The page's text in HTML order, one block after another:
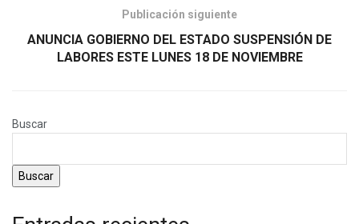
Publicación siguiente
ANUNCIA GOBIERNO DEL ESTADO SUSPENSIÓN DE
LABORES ESTE LUNES 18 DE NOVIEMBRE
Buscar
Buscar